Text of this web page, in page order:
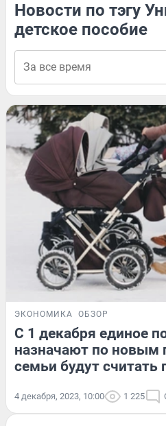
Новости по тэгу
детское пособие
ЭКОНОМИКА ОБЗОР
С 1 декабря единое
назначают по новым
семьи будут считать
4 декабря, 2023, 10:00 1 225